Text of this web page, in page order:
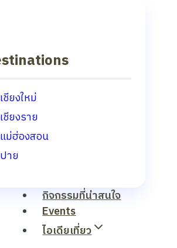
เชียงใหม่
เชียงราย
แม่ฮ่องสอน
ปาย
กิจกรรมที่น่าสนใจ
Events
ไอเดียเที่ยว